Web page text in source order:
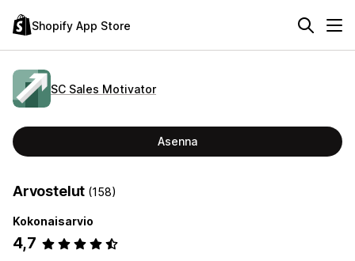
Shopify App Store
SC Sales Motivator
Asenna
Arvostelut (158)
Kokonaisarvio
4,7